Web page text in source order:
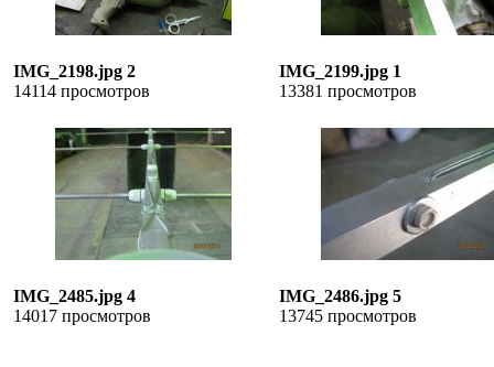
IMG_2198.jpg 2
14114 просмотров
IMG_2199.jpg 1
13381 просмотров
IMG_2485.jpg 4
14017 просмотров
IMG_2486.jpg 5
13745 просмотров